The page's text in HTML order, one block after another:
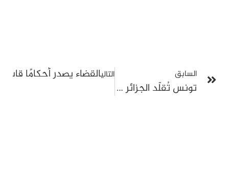
السابق
تونس تُقلّد الجزائر ومصر وتتبنى سياسة “القمع العابر للحدود” وتشرع في استهداف المعارضين بالخارج
التاليالقضاء يصدر أحكامًا قاسية في “قضية التآمر 2”: محاكمة